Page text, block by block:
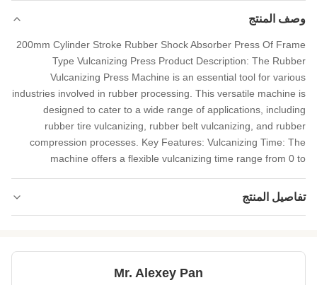
وصف المنتج
200mm Cylinder Stroke Rubber Shock Absorber Press Of Frame
Type Vulcanizing Press Product Description: The Rubber
Vulcanizing Press Machine is an essential tool for various
industries involved in rubber processing. This versatile machine is
designed to cater to a wide range of applications, including
rubber tire vulcanizing, rubber belt vulcanizing, and rubber
compression processes. Key Features: Vulcanizing Time: The
machine offers a flexible vulcanizing time range from 0 to
تفاصيل المنتج
Temperature
0-300℃
Mr. Alexey Pan